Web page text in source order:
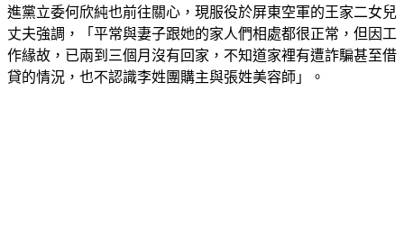
進黨立委何欣純也前往關心，現服役於屏東空軍的王家二女兒
丈夫強調，「平常與妻子跟她的家人們相處都很正常，但因工
作緣故，已兩到三個月沒有回家，不知道家裡有遭詐騙甚至借
貸的情況，也不認識李姓團購主與張姓美容師」。